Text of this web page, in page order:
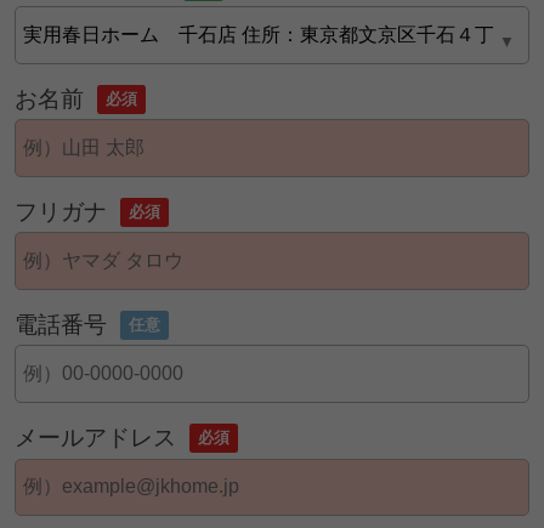
お名前 必須
フリガナ 必須
電話番号 任意
メールアドレス 必須